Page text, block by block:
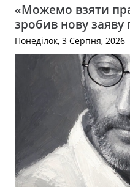
«Можемо взяти
зробив нову заяву
Понеділок, 3 Серпня, 2026